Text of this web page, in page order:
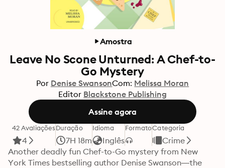
Amostra
Leave No Scone Unturned: A Chef-to-
Go Mystery
Por Denise SwansonCom: Melissa Moran
Editor Blackstone Publishing
Assine agora
42 Avaliações
4
Duração
7H 18m
Idioma
Inglês
FormatoCategoria
Crime
Another deadly fun Chef-to-Go mystery from New
York Times bestselling author Denise Swanson—the